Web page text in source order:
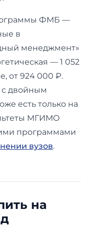
ФМБ —
в
менеджмент»
— 1 052
от 924 000 ₽.
с двойным
есть только на
МГИМО
программами
вузов.
на